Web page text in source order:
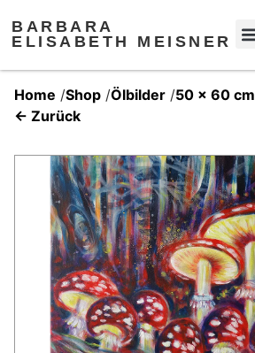
BARBARA
ELISABETH MEISNER
Home /Shop /Ölbilder /50 x 60 cm
← Zurück